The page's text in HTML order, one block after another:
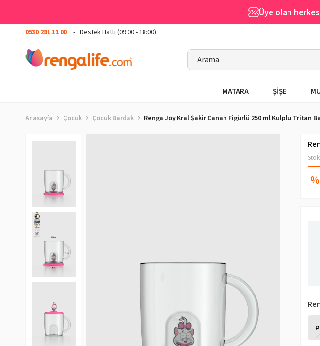
Üye olan
0530 281 11 00 Destek Hattı (09:00 - 18:00)
MATARA ŞİŞE
Anasayfa Çocuk Çocuk Bardak Renga Joy Kral Şakir Canan Figürlü 250 ml Kulplu Tritan